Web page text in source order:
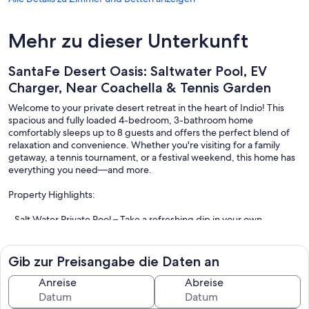
Mehr zu dieser Unterkunft
SantaFe Desert Oasis: Saltwater Pool, EV
Charger, Near Coachella & Tennis Garden
Welcome to your private desert retreat in the heart of Indio! This
spacious and fully loaded 4-bedroom, 3-bathroom home
comfortably sleeps up to 8 guests and offers the perfect blend of
relaxation and convenience. Whether you're visiting for a family
getaway, a tennis tournament, or a festival weekend, this home has
everything you need—and more.
Property Highlights:
- Salt Water Private Pool – Take a refreshing dip in your own
- Fully Equipped Kitchen – Cook up a storm with modern
appliances, ample counter space, and all the essentials
- Two Comfortable Living Rooms – Ideal for lounging,
entertainment, or gathering as a group
Gib zur Preisangabe die Daten an
Anreise Abreise